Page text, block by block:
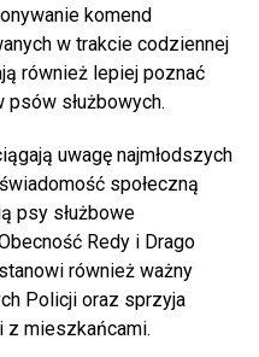
komend
w trakcie codziennej
również lepiej poznać
służbowych.
uwagę najmłodszych
społeczną
psy służbowe
Redy i Drago
również ważny
Policji oraz sprzyja
z mieszkańcami.